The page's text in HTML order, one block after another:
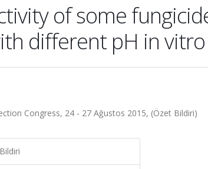
of some
different pH in
Congress, 24 - 27 Ağustos 2015, (Özet Bildiri)